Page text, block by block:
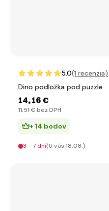
5.0(1 recenzia)
Dino podložka pod puzzle
14,16 €
11,51 € bez DPH
+ 14 bodov
3 - 7 dní(U vás 18.08.)